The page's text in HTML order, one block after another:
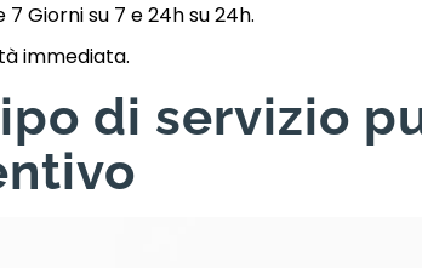
7 Giorni su 7 e 24h su 24h.
immediata.
di servizio